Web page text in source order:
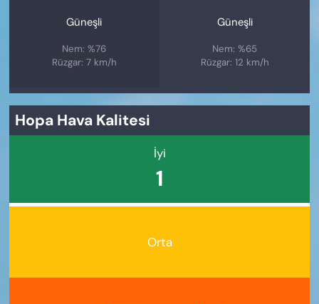
Güneşli
Nem: %76
Rüzgar: 7 km/h
Güneşli
Nem: %65
Rüzgar: 12 km/h
Hopa Hava Kalitesi
İyi
1
Orta